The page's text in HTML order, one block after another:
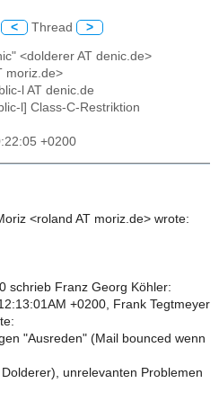
< Thread >
<dolderer AT denic.de>
moriz.de>
l AT denic.de
l] Class-C-Restriktion
+0200
<roland AT moriz.de> wrote:
schrieb Franz Georg Köhler:
+0200, Frank Tegtmeyer
"Ausreden" (Mail bounced wenn
unrelevanten Problemen